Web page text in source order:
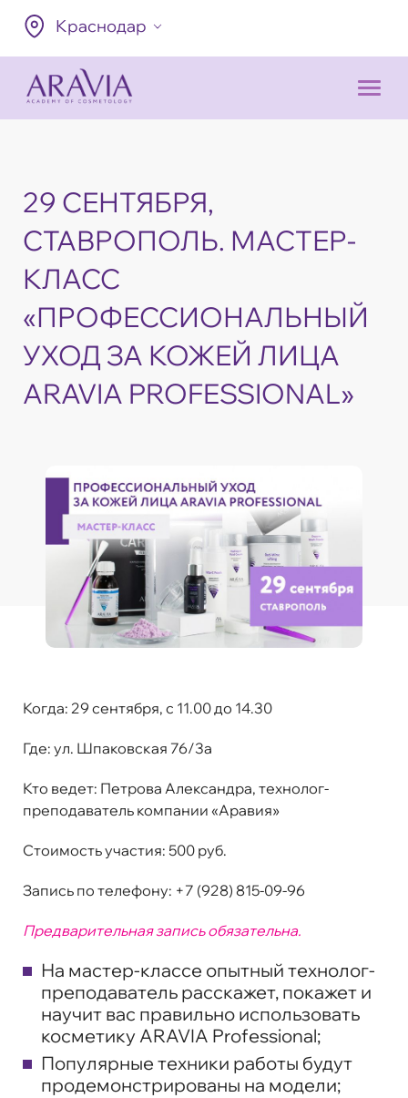
Краснодар
29 СЕНТЯБРЯ,
СТАВРОПОЛЬ. МАСТЕР-
КЛАСС
«ПРОФЕССИОНАЛЬНЫЙ
УХОД ЗА КОЖЕЙ ЛИЦА
ARAVIA PROFESSIONAL»
Когда: 29 сентября, с 11.00 до 14.30
Где: ул. Шпаковская 76/3а
Кто ведет: Петрова Александра, технолог-
преподаватель компании «Аравия»
Стоимость участия: 500 руб.
Запись по телефону: +7 (928) 815-09-96
Предварительная запись обязательна.
На мастер-классе опытный технолог-
преподаватель расскажет, покажет и
научит вас правильно использовать
косметику ARAVIA Professional;
Популярные техники работы будут
продемонстрированы на модели;